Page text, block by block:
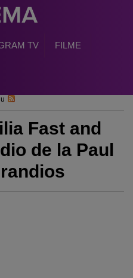
TV FILME
Fast and
de la Paul